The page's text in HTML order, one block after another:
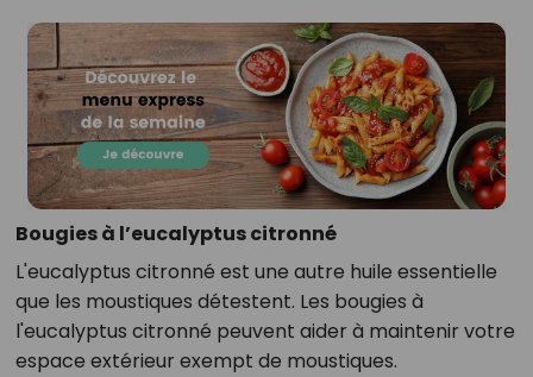
Bougies à l’eucalyptus citronné
L'eucalyptus citronné est une autre huile essentielle
que les moustiques détestent. Les bougies à
l'eucalyptus citronné peuvent aider à maintenir votre
espace extérieur exempt de moustiques.